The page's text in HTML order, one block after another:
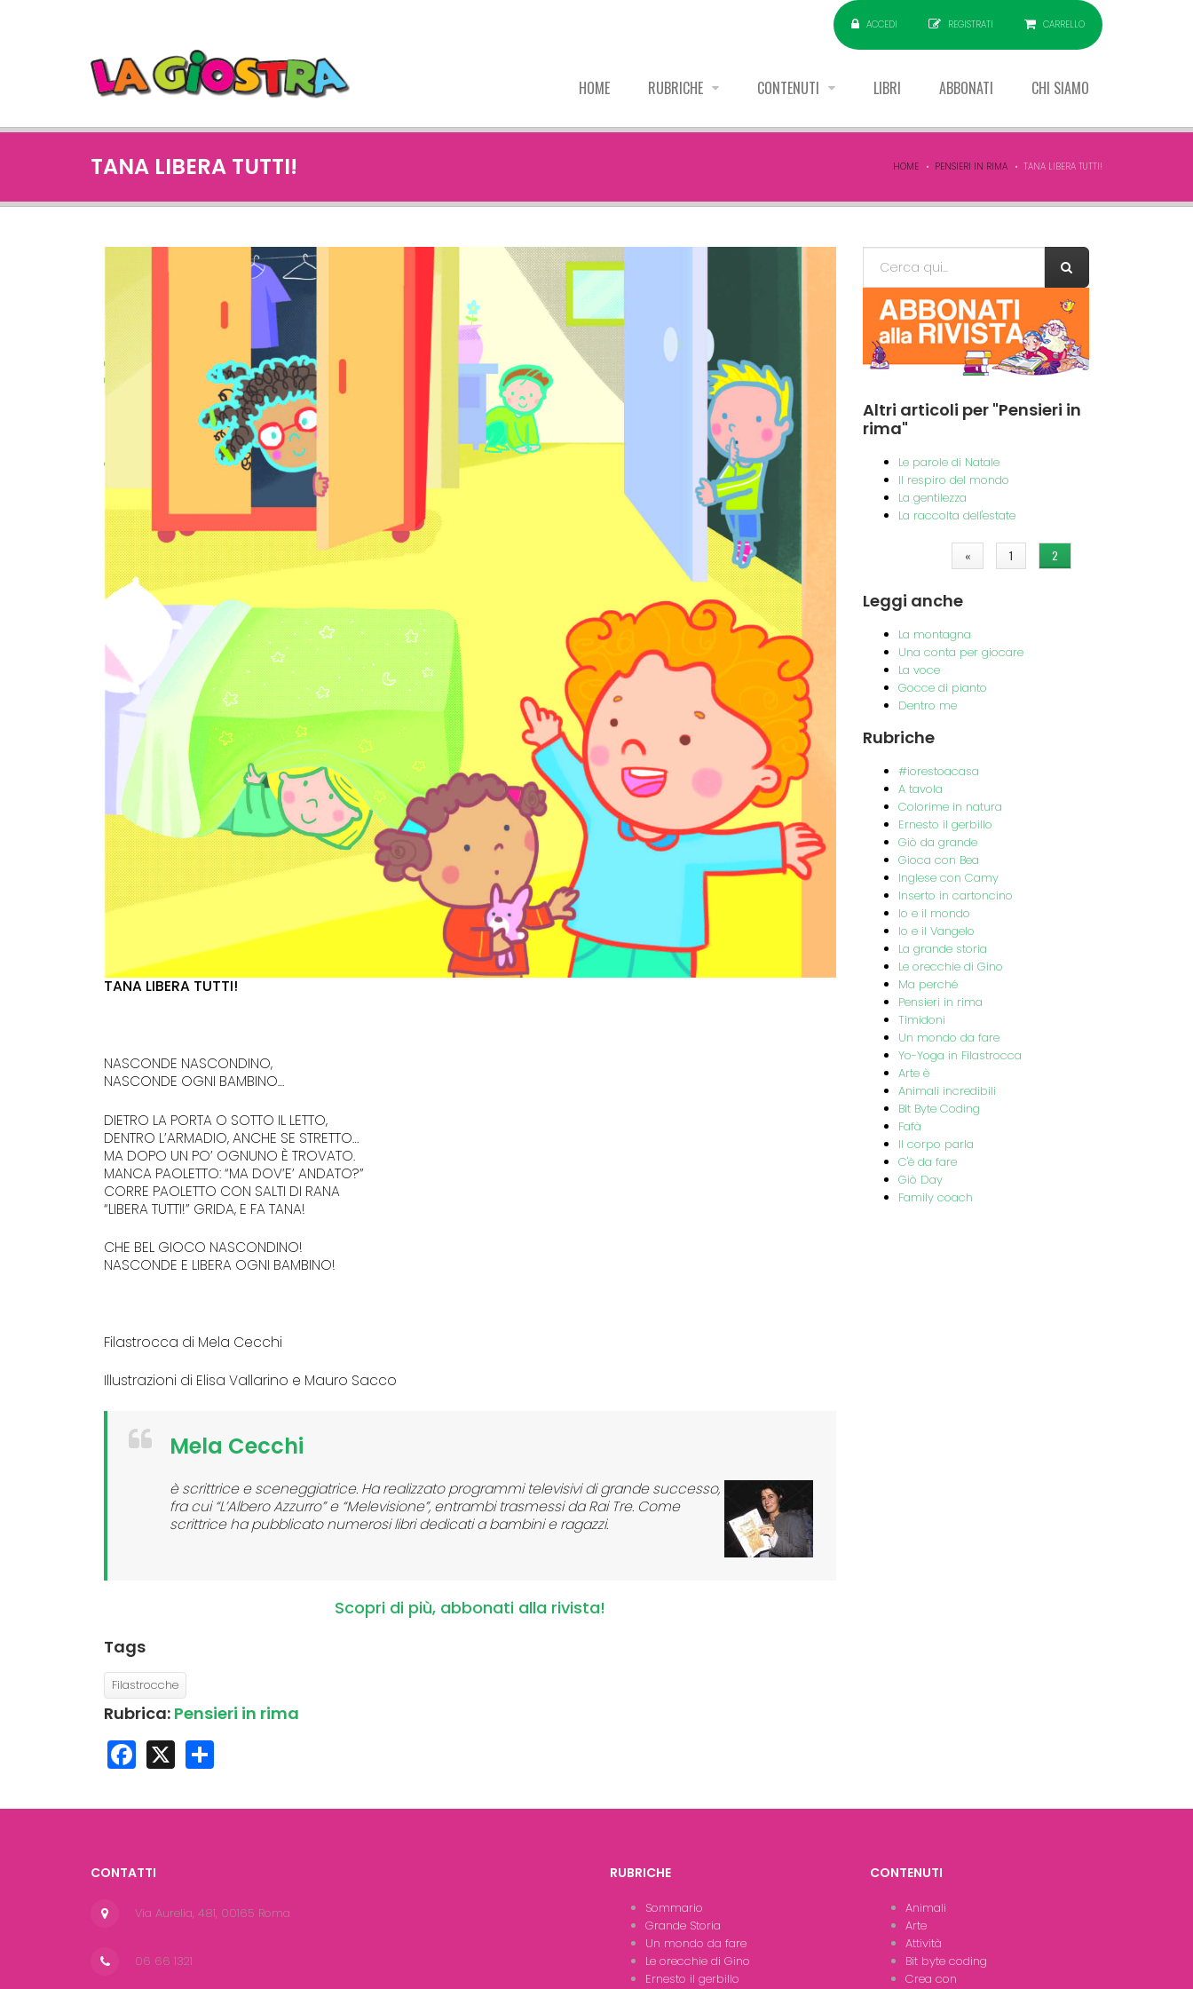
ACCEDI REGISTRATI CARRELLO
HOME RUBRICHE CONTENUTI LIBRI ABBONATI CHI SIAMO
TANA LIBERA TUTTI! HOME PENSIERI IN RIMA TANA LIBERA TUTTI!
filastrocca_GEN_024_Disegni.jpg
TANA LIBERA TUTTI!
NASCONDE NASCONDINO,
NASCONDE OGNI BAMBINO…
DIETRO LA PORTA O SOTTO IL LETTO,
DENTRO L’ARMADIO, ANCHE SE STRETTO…
MA DOPO UN PO’ OGNUNO È TROVATO.
MANCA PAOLETTO: “MA DOV’E’ ANDATO?”
CORRE PAOLETTO CON SALTI DI RANA
“LIBERA TUTTI!” GRIDA, E FA TANA!
CHE BEL GIOCO NASCONDINO!
NASCONDE E LIBERA OGNI BAMBINO!
Filastrocca di Mela Cecchi
Illustrazioni di Elisa Vallarino e Mauro Sacco
Mela Cecchi
è scrittrice e sceneggiatrice. Ha realizzato programmi televisivi di grande successo,
fra cui “L’Albero Azzurro” e “Melevisione”, entrambi trasmessi da Rai Tre. Come
scrittrice ha pubblicato numerosi libri dedicati a bambini e ragazzi.
Scopri di più, abbonati alla rivista!
Tags
Filastrocche
Rubrica: Pensieri in rima
Facebook
X
Form di ricerca
Altri articoli per "Pensieri in
rima"
Le parole di Natale
Il respiro del mondo
La gentilezza
La raccolta dell'estate
« 1 2
Leggi anche
La montagna
Una conta per giocare
La voce
Gocce di pianto
Dentro me
Rubriche
#iorestoacasa
A tavola
Colorime in natura
Ernesto il gerbillo
Giò da grande
Gioca con Bea
Inglese con Camy
Inserto in cartoncino
Io e il mondo
Io e il Vangelo
La grande storia
Le orecchie di Gino
Ma perché
Pensieri in rima
Timidoni
Un mondo da fare
Yo-Yoga in Filastrocca
Arte è
Animali incredibili
Bit Byte Coding
Fafà
Il corpo parla
C'è da fare
Giò Day
Family coach
CONTATTI
Via Aurelia, 481, 00165 Roma
06 66 1321
RUBRICHE
Sommario
Grande Storia
Un mondo da fare
Le orecchie di Gino
Ernesto il gerbillo
CONTENUTI
Animali
Arte
Attività
Bit byte coding
Crea con